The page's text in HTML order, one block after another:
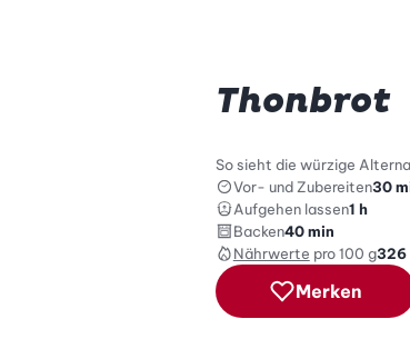
Thonbrot
So sieht die würzige
Vor- und Zubereiten30
Aufgehen lassen1 h
Backen40 min
Nährwerte pro 100 g326
Merken